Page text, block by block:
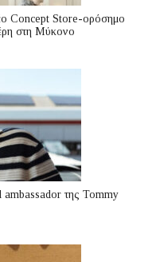
Concept Store-ορόσημο
στη Μύκονο
της Tommy